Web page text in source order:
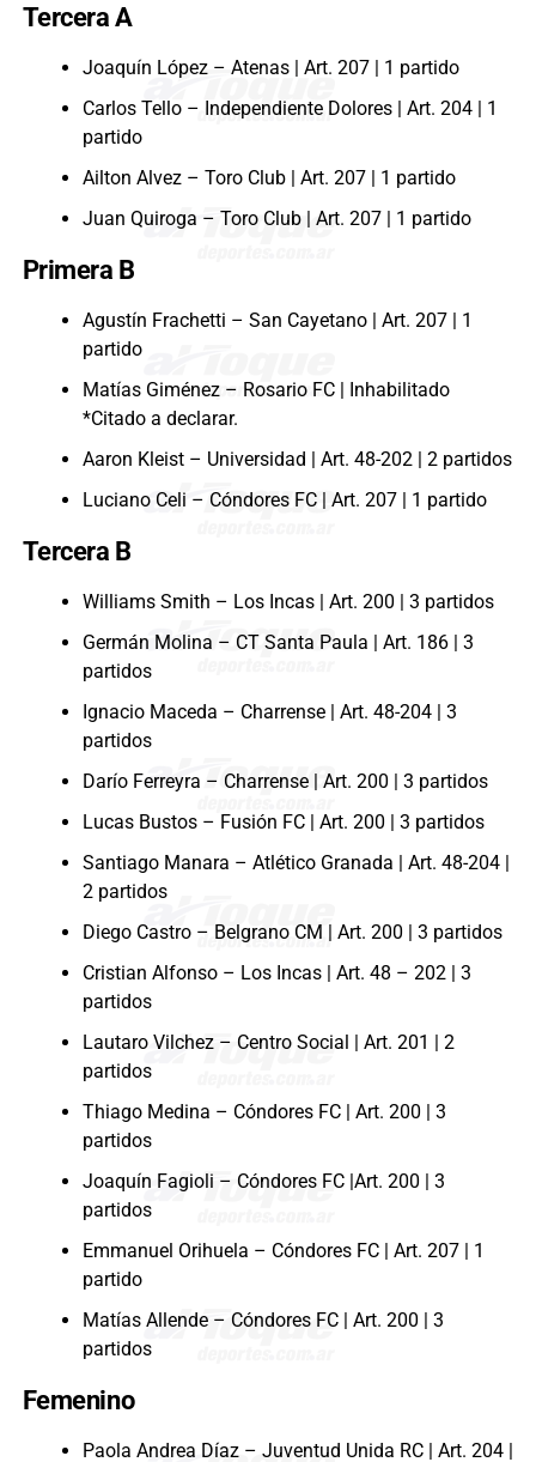
Tercera A
Joaquín López – Atenas | Art. 207 | 1 partido
Carlos Tello – Independiente Dolores | Art. 204 | 1
partido
Ailton Alvez – Toro Club | Art. 207 | 1 partido
Juan Quiroga – Toro Club | Art. 207 | 1 partido
Primera B
Agustín Frachetti – San Cayetano | Art. 207 | 1
partido
Matías Giménez – Rosario FC | Inhabilitado
*Citado a declarar.
Aaron Kleist – Universidad | Art. 48-202 | 2 partidos
Luciano Celi – Cóndores FC | Art. 207 | 1 partido
Tercera B
Williams Smith – Los Incas | Art. 200 | 3 partidos
Germán Molina – CT Santa Paula | Art. 186 | 3
partidos
Ignacio Maceda – Charrense | Art. 48-204 | 3
partidos
Darío Ferreyra – Charrense | Art. 200 | 3 partidos
Lucas Bustos – Fusión FC | Art. 200 | 3 partidos
Santiago Manara – Atlético Granada | Art. 48-204 |
2 partidos
Diego Castro – Belgrano CM | Art. 200 | 3 partidos
Cristian Alfonso – Los Incas | Art. 48 – 202 | 3
partidos
Lautaro Vilchez – Centro Social | Art. 201 | 2
partidos
Thiago Medina – Cóndores FC | Art. 200 | 3
partidos
Joaquín Fagioli – Cóndores FC |Art. 200 | 3
partidos
Emmanuel Orihuela – Cóndores FC | Art. 207 | 1
partido
Matías Allende – Cóndores FC | Art. 200 | 3
partidos
Femenino
Paola Andrea Díaz – Juventud Unida RC | Art. 204 |